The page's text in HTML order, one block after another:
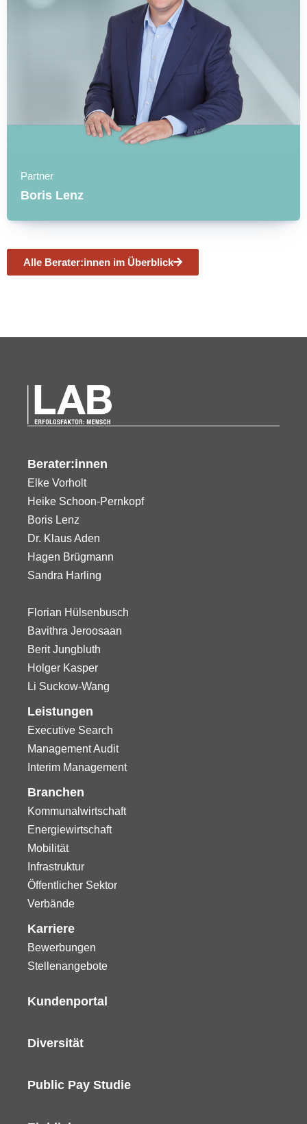
Partner
Boris Lenz
Alle Berater:innen im Überblick
Berater:innen
Elke Vorholt
Heike Schoon-Pernkopf
Boris Lenz
Dr. Klaus Aden
Hagen Brügmann
Sandra Harling
Florian Hülsenbusch
Bavithra Jeroosaan
Berit Jungbluth
Holger Kasper
Li Suckow-Wang
Leistungen
Executive Search
Management Audit
Interim Management
Branchen
Kommunalwirtschaft
Energiewirtschaft
Mobilität
Infrastruktur
Öffentlicher Sektor
Verbände
Karriere
Bewerbungen
Stellenangebote
Kundenportal
Diversität
Public Pay Studie